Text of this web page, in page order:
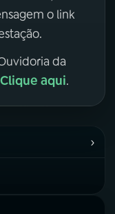
o link
da
Clique aqui.
›